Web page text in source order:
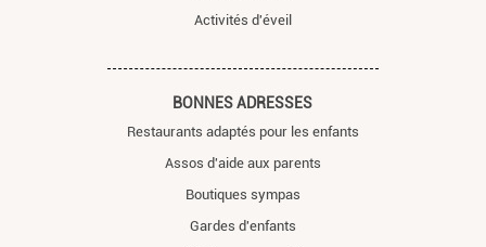
Activités d'éveil
BONNES ADRESSES
Restaurants adaptés pour les enfants
Assos d'aide aux parents
Boutiques sympas
Gardes d'enfants